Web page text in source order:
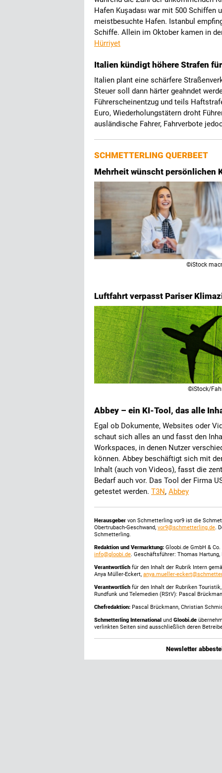
Hafen Kuşadası war mit 500 Schiffen
meistbesuchte Hafen. Istanbul
Schiffe. Allein im Oktober kamen in
Hürriyet
Italien kündigt höhere Strafen
Italien plant eine schärfere
Steuer soll dann härter geahndet
Führerscheinentzug und teils
Euro, Wiederholungstätern droht
ausländische Fahrer, Fahrverbote
SCHMETTERLING QUERBEET
Mehrheit wünscht persönlichen
©iStock
Luftfahrt verpasst Pariser
©iStock/
Abbey – ein KI-Tool, das alle
Egal ob Dokumente, Websites oder
schaut sich alles an und fasst den
Workspaces, in denen Nutzer
können. Abbey beschäftigt sich mit
Inhalt (auch von Videos), fasst die
Bedarf auch vor. Das Tool der Firma
getestet werden. T3N, Abbey
Herausgeber von Schmetterling vor9 ist die
Obertrubach-Geschwand, vor9@schmetterling.de.
Schmetterling.
Redaktion und Vermarktung: Gloobi.de GmbH &
info@gloobi.de. Geschäftsführer: Thomas
Verantwortlich für den Inhalt der Rubrik Intern
Anya Müller-Eckert, anya.mueller-
Verantwortlich für den Inhalt der Rubriken
Rundfunk und Telemedien (RStV): Pascal
Chefredaktion: Pascal Brückmann, Christian
Schmetterling International und Gloobi.de
verlinkten Seiten sind ausschließlich deren
Newsletter